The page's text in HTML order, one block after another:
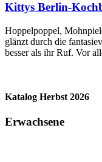
Kittys Berlin-
Hoppelpoppel,
glänzt durch die
besser als ihr Ruf. Vor
Katalog Herbst 2026
Erwachsene